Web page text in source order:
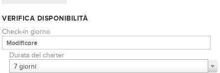
VERIFICA DISPONIBILITÀ
Check-in giorno
Durata del charter
7 giorni